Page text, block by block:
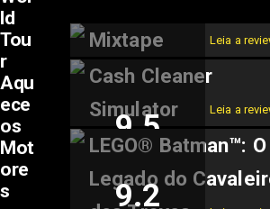
ld
Tou
r
Aqu
ece
os
Mot
ore
s
Mixtape
9.6
Leia a
Cash Cleaner
Simulator
9.5 Leia a
LEGO® Batman™: O
Legado do
9.2